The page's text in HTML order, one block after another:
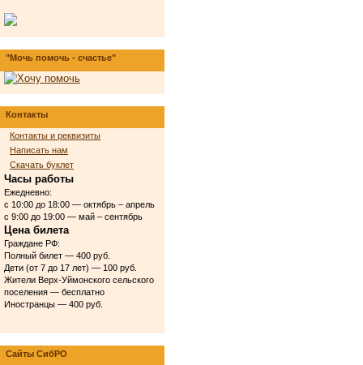
"Мочь помочь - счастье"
Контакты
Контакты и реквизиты
Написать нам
Скачать буклет
Часы работы
Ежедневно:
с 10:00 до 18:00 — октябрь – апрель
с 9:00 до 19:00 — май – сентябрь
Цена билета
Граждане РФ:
Полный билет — 400 руб.
Дети (от 7 до 17 лет) — 100 руб.
Жители Верх-Уймонского сельского
поселения — бесплатно
Иностранцы — 400 руб.
Сайты СибРО